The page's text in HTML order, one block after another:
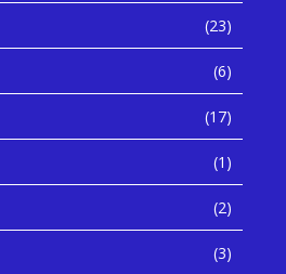
(23)
(6)
(17)
(1)
(2)
(3)